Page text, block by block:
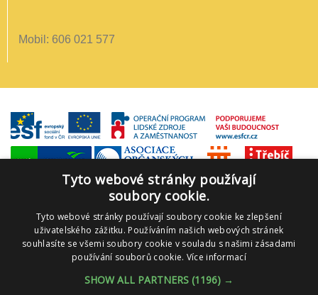
Mobil: 606 021 577
Tyto webové stránky používají
soubory cookie.
Tyto webové stránky používají soubory cookie ke zlepšení
uživatelského zážitku. Používáním našich webových stránek
souhlasíte se všemi soubory cookie v souladu s našimi zásadami
používání souborů cookie. Více informací
SHOW ALL PARTNERS (1196) →